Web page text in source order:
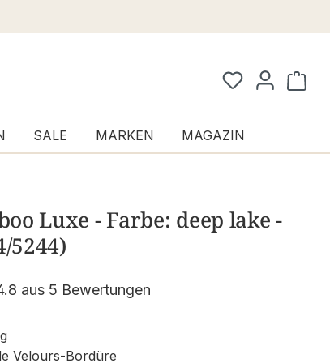
SALE MARKEN MAGAZIN
Luxe - Farbe: deep lake -
5244)
aus 5 Bewertungen
Velours-Bordüre